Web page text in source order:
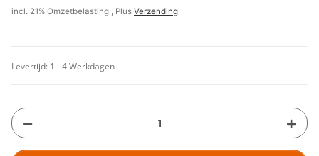
incl. 21% Omzetbelasting , Plus Verzending
Levertijd: 1 - 4 Werkdagen